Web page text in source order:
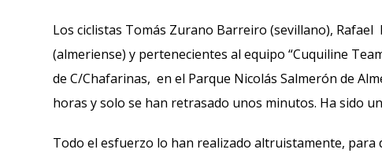
Los ciclistas Tomás Zurano Barreiro (sevillano), Rafael
(almeriense) y pertenecientes al equipo “Cuquiline
de C/Chafarinas, en el Parque Nicolás Salmerón de
horas y solo se han retrasado unos minutos. Ha sido
Todo el esfuerzo lo han realizado altruistamente, para